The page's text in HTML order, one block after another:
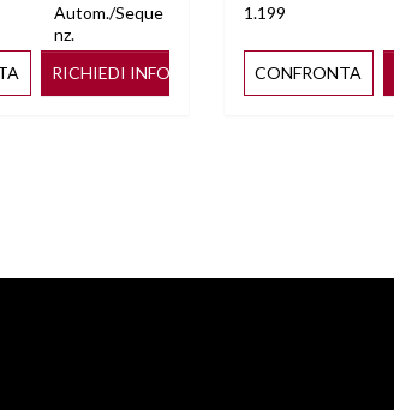
Autom./Seque
nz.
RICHIEDI INFO
1.199
CONFRONTA